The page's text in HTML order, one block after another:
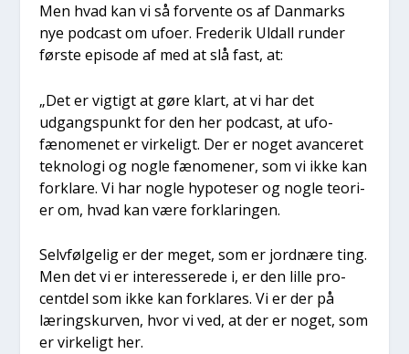
Men hvad kan vi så for­ven­te os af Dan­marks
nye podcast om ufo­er. Fre­de­rik Uldall run­der
før­ste epi­so­de af med at slå fast, at:
„Det er vig­tigt at gøre klart, at vi har det
udgangs­punkt for den her podcast, at ufo-
fæno­me­net er vir­ke­ligt. Der er noget avan­ce­ret
tek­no­lo­gi og nog­le fæno­me­ner, som vi ikke kan
for­kla­re. Vi har nog­le hypo­te­ser og nog­le teo­ri­
er om, hvad kan være for­kla­rin­gen.
Selv­føl­ge­lig er der meget, som er jord­næ­re ting.
Men det vi er inter­es­se­re­de i, er den lil­le pro­
cent­del som ikke kan for­kla­res. Vi er der på
lærings­kur­ven, hvor vi ved, at der er noget, som
er vir­ke­ligt her.